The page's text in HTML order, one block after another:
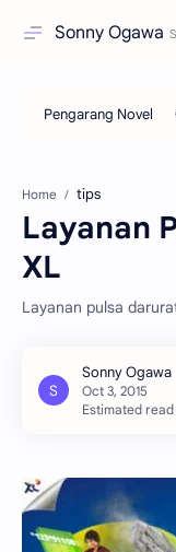
Sonny Ogawa
Home tips
Layanan
XL
Layanan pulsa
Estimated read